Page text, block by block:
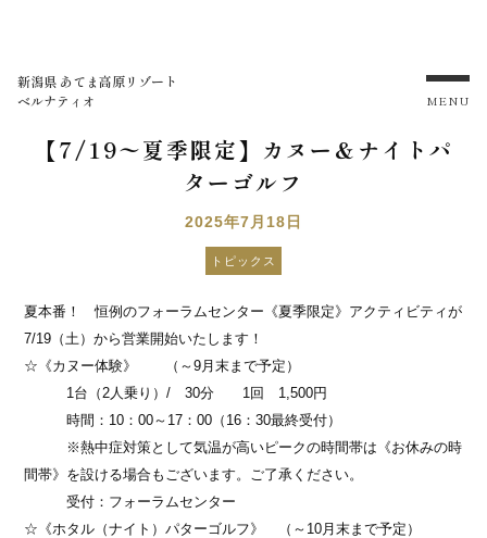
新潟県 あてま高原リゾート
ベルナティオ
MENU
【7/19〜夏季限定】カヌー＆ナイトパ
ターゴルフ
2025年7月18日
トピックス
夏本番！ 恒例のフォーラムセンター《夏季限定》アクティビティが
7/19（土）から営業開始いたします！
☆《カヌー体験》 （～9月末まで予定）
1台（2人乗り）/ 30分 1回 1,500円
時間：10：00～17：00（16：30最終受付）
※熱中症対策として気温が高いピークの時間帯は 《お休みの時
間帯》を設ける場合もございます。
ご了承ください。
受付：フォーラムセンター
☆《ホタル（ナイト）パターゴルフ》 （～10月末まで予定）